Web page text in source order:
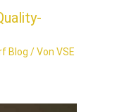
Blog / Von VSE